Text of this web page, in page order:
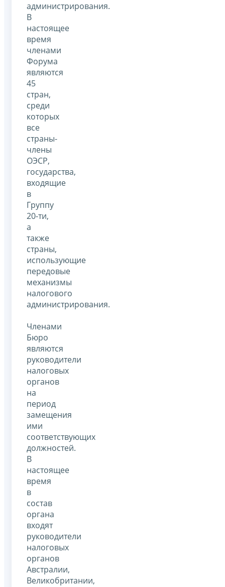
администрирования.
В
настоящее
время
членами
Форума
являются
45
стран,
среди
которых
все
страны-
члены
ОЭСР,
государства,
входящие
в
Группу
20-ти,
а
также
страны,
использующие
передовые
механизмы
налогового
администрирования.
Членами
Бюро
являются
руководители
налоговых
органов
на
период
замещения
ими
соответствующих
должностей.
В
настоящее
время
в
состав
органа
входят
руководители
налоговых
органов
Австралии,
Великобритании,